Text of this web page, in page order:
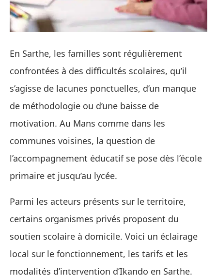
En Sarthe, les familles sont régulièrement
confrontées à des difficultés scolaires, qu’il
s’agisse de lacunes ponctuelles, d’un manque
de méthodologie ou d’une baisse de
motivation. Au Mans comme dans les
communes voisines, la question de
l’accompagnement éducatif se pose dès l’école
primaire et jusqu’au lycée.
Parmi les acteurs présents sur le territoire,
certains organismes privés proposent du
soutien scolaire à domicile. Voici un éclairage
local sur le fonctionnement, les tarifs et les
modalités d’intervention d’Ikando en Sarthe.